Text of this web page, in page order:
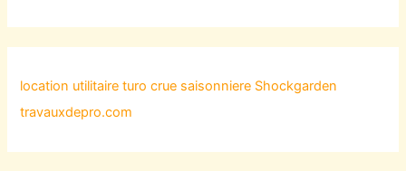
location utilitaire turo crue saisonniere Shockgarden
travauxdepro.com